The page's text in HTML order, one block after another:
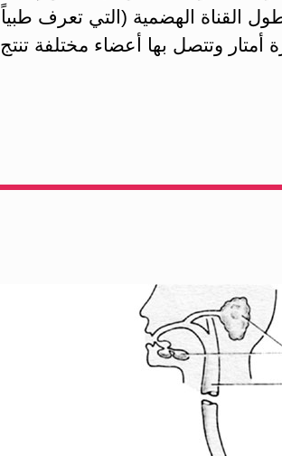
القناة الهضمية (التي تعرف طبياً
أمتار وتتصل بها أعضاء مختلفة